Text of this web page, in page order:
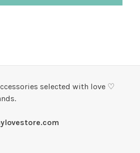
selected with love ♡